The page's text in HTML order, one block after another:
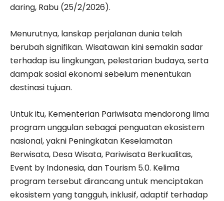
daring, Rabu (25/2/2026).
Menurutnya, lanskap perjalanan dunia telah
berubah signifikan. Wisatawan kini semakin sadar
terhadap isu lingkungan, pelestarian budaya, serta
dampak sosial ekonomi sebelum menentukan
destinasi tujuan.
Untuk itu, Kementerian Pariwisata mendorong lima
program unggulan sebagai penguatan ekosistem
nasional, yakni Peningkatan Keselamatan
Berwisata, Desa Wisata, Pariwisata Berkualitas,
Event by Indonesia, dan Tourism 5.0. Kelima
program tersebut dirancang untuk menciptakan
ekosistem yang tangguh, inklusif, adaptif terhadap